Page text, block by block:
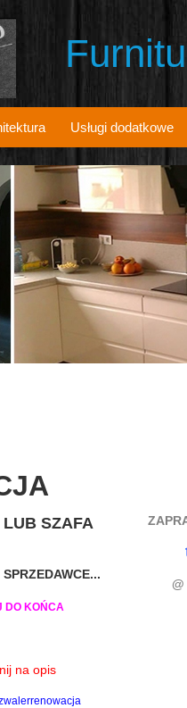
Usługi dodatkowe
SZAFA
DO KOŃCA
na opis